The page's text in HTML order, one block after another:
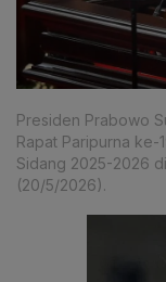
Presiden Prabowo
Rapat Paripurna ke-
Sidang 2025-2026
(20/5/2026).